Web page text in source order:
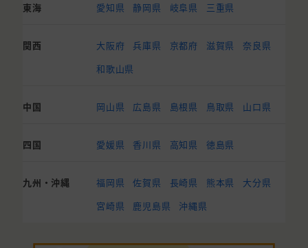
東海 愛知県 静岡県 岐阜県 三重県
関西 大阪府 兵庫県 京都府 滋賀県
奈良県
和歌山県
中国 岡山県 広島県 島根県 鳥取県 山口県
四国 愛媛県 香川県 高知県 徳島県
九州・沖縄 福岡県 佐賀県 長崎県 熊本県
大分県
宮崎県
鹿児島県 沖縄県